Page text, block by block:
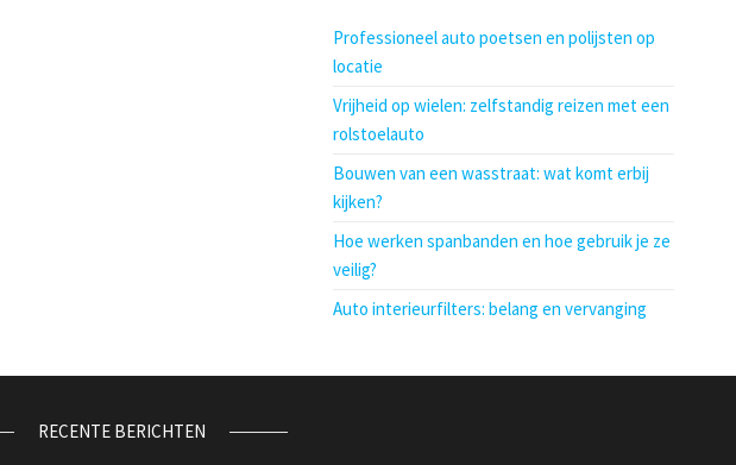
Professioneel auto poetsen en polijsten op
locatie
Vrijheid op wielen: zelfstandig reizen met een
rolstoelauto
Bouwen van een wasstraat: wat komt erbij
kijken?
Hoe werken spanbanden en hoe gebruik je ze
veilig?
Auto interieurfilters: belang en vervanging
RECENTE BERICHTEN